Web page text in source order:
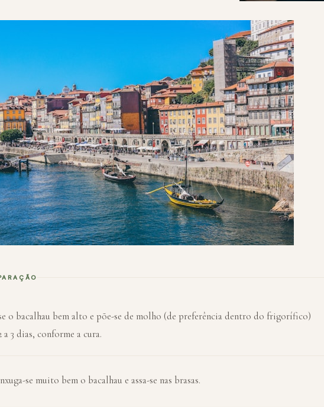
o bacalhau bem alto e põe-se de molho (de preferência dentro do frigorífico)
a 3 dias, conforme a cura.
se muito bem o bacalhau e assa-se nas brasas.